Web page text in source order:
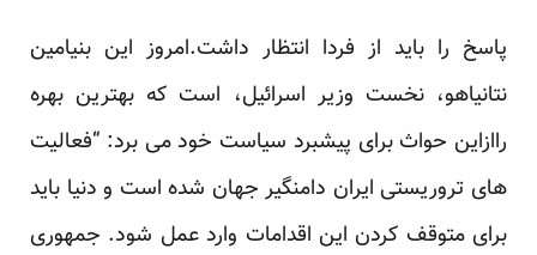
پاسخ را باید از فردا انتظار داشت.امروز این بنیامین
نتانیاهو، نخست وزیر اسرائیل، است که بهترین بهره
راازاین حواث برای پیشبرد سیاست خود می برد: “فعالیت
های تروریستی ایران دامنگیر جهان شده است و دنیا باید
برای متوقف کردن این اقدامات وارد عمل شود. جمهوری